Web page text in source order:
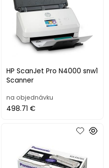
HP ScanJet Pro N4000 snw1
Scanner
na objednávku
498.71 €